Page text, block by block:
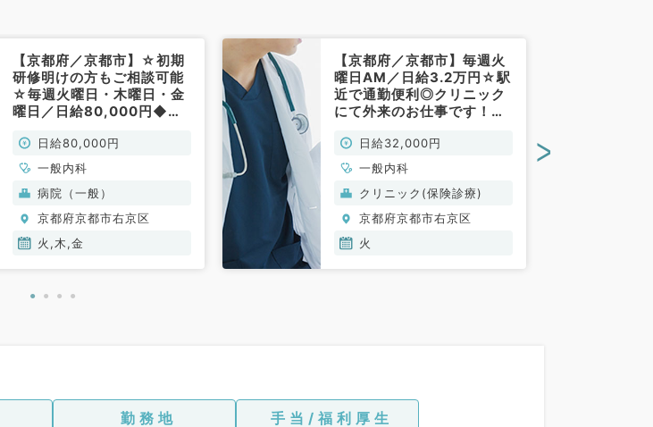
【京都府／京都市】☆初期
研修明けの方もご相談可能
☆毎週火曜日・木曜日・金
曜日／日給80,000円◆内
です（一般内科／非常勤）
日給80,000円
一般内科
病院（一般）
京都府京都市右京区
火,木,金
【京都府／京都市】毎週火
曜日AM／日給3.2万円☆駅
近で通勤便利◎クリニック
にて外来のお仕事です！
日給32,000円
一般内科
クリニック(保険診療)
京都府京都市右京区
火
>
勤務地 手当/福利厚生